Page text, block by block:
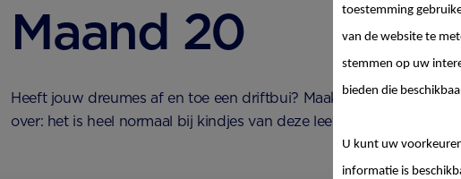
Maand 20
Heeft jouw dreumes af en toe een driftbui? Maak je daar dan niet
over: het is heel normaal bij kindjes van deze leeftijd.
toestemming
van de website te
stemmen op uw
bieden die
U kunt uw
informatie is